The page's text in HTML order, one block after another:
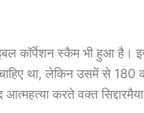
कॉर्पेशन स्कैम भी हुआ है।
था, लेकिन उसमें से 180
करते वक्त